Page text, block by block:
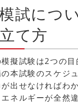
試につ
て方
擬試験は2つの
の本試験のスケジ
出せなければわ
ネルギーが全然